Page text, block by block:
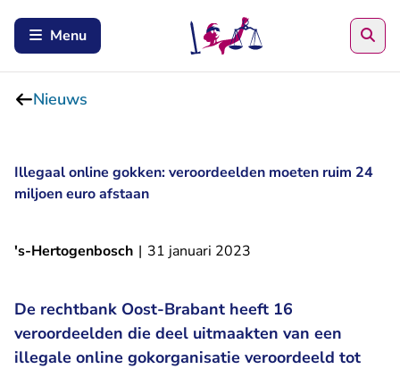
Menu
Nieuws
Illegaal online gokken: veroordeelden moeten ruim 24
miljoen euro afstaan
's-Hertogenbosch | 31 januari 2023
De rechtbank Oost-Brabant heeft 16
veroordeelden die deel uitmaakten van een
illegale online gokorganisatie veroordeeld tot